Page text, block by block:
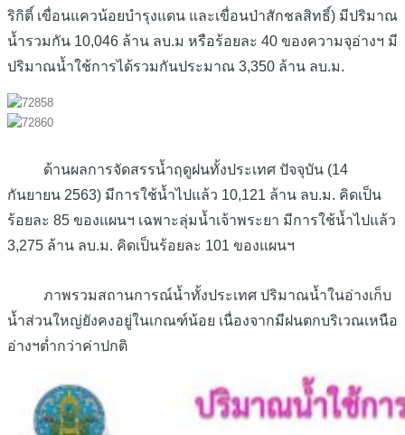
ริกิติ์ เขื่อนแควน้อยบำรุงแดน และเขื่อนป่าสักชลสิทธิ์) มีปริมาณ
น้ำรวมกัน 10,046 ล้าน ลบ.ม หรือร้อยละ 40 ของความจุอ่างฯ มี
ปริมาณน้ำใช้การได้รวมกันประมาณ 3,350 ล้าน ลบ.ม.
ด้านผลการจัดสรรน้ำฤดูฝนทั้งประเทศ ปัจจุบัน (14
กันยายน 2563) มีการใช้น้ำไปแล้ว 10,121 ล้าน ลบ.ม. คิดเป็น
ร้อยละ 85 ของแผนฯ เฉพาะลุ่มน้ำเจ้าพระยา มีการใช้น้ำไปแล้ว
3,275 ล้าน ลบ.ม. คิดเป็นร้อยละ 101 ของแผนฯ
ภาพรวมสถานการณ์น้ำทั้งประเทศ ปริมาณน้ำในอ่างเก็บ
น้ำส่วนใหญ่ยังคงอยู่ในเกณฑ์น้อย เนื่องจากมีฝนตกบริเวณเหนือ
อ่างฯต่ำกว่าค่าปกติ